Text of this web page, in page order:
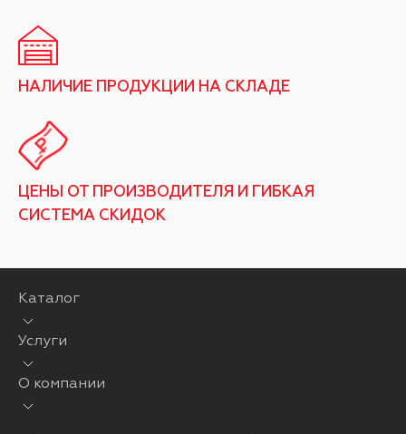
НАЛИЧИЕ ПРОДУКЦИИ НА СКЛАДЕ
ЦЕНЫ ОТ ПРОИЗВОДИТЕЛЯ И ГИБКАЯ
СИСТЕМА СКИДОК
Каталог
Услуги
О компании